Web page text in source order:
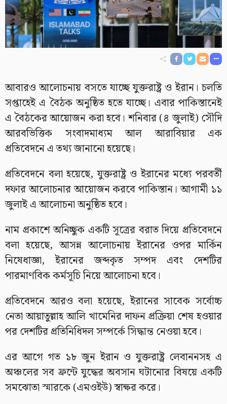
আবারও আলোচনায় বসতে যাচ্ছে যুক্তরাষ্ট্র ও ইরান। চলতি
সপ্তাহেই এ বৈঠক অনুষ্ঠিত হতে যাচ্ছে। এবার পাকিস্তানেই
এ বৈঠকের আয়োজন করা হবে। শনিবার (৪ জুলাই) সৌদি
আরবভিত্তিক সংবাদমাধ্যম আল আরাবিয়ার এক
প্রতিবেদনে এ তথ্য জানানো হয়েছে।
প্রতিবেদনে বলা হয়েছে, যুক্তরাষ্ট্র ও ইরানের মধ্যে পরবর্তী
দফার আলোচনার আয়োজন করবে পাকিস্তান। আগামী ১১
জুলাই এ আলোচনা অনুষ্ঠিত হবে।
নাম প্রকাশে অনিচ্ছুক একটি সূত্রের বরাত দিয়ে প্রতিবেদনে
বলা হয়েছে, আসন্ন আলোচনায় ইরানের ওপর মার্কিন
নিষেধাজ্ঞা, ইরানের জব্দকৃত সম্পদ এবং দেশটির
পারমাণবিক কর্মসূচি নিয়ে আলোচনা হবে।
প্রতিবেদনে আরও বলা হয়েছে, ইরানের সাবেক সর্বোচ্চ
নেতা আয়াতুল্লাহ আলি খামেনির দাফন প্রক্রিয়া শেষ হওয়ার
পর দেশটির প্রতিনিধিদল সম্পর্কে সিদ্ধান্ত নেওয়া হবে।
এর আগে গত ১৮ জুন ইরান ও যুক্তরাষ্ট্র লেবাননসহ এ
অঞ্চলের সব ফ্রন্টে যুদ্ধের অবসান ঘটানোর বিষয়ে একটি
সমঝোতা স্মারকে (এমওইউ) স্বাক্ষর করে।